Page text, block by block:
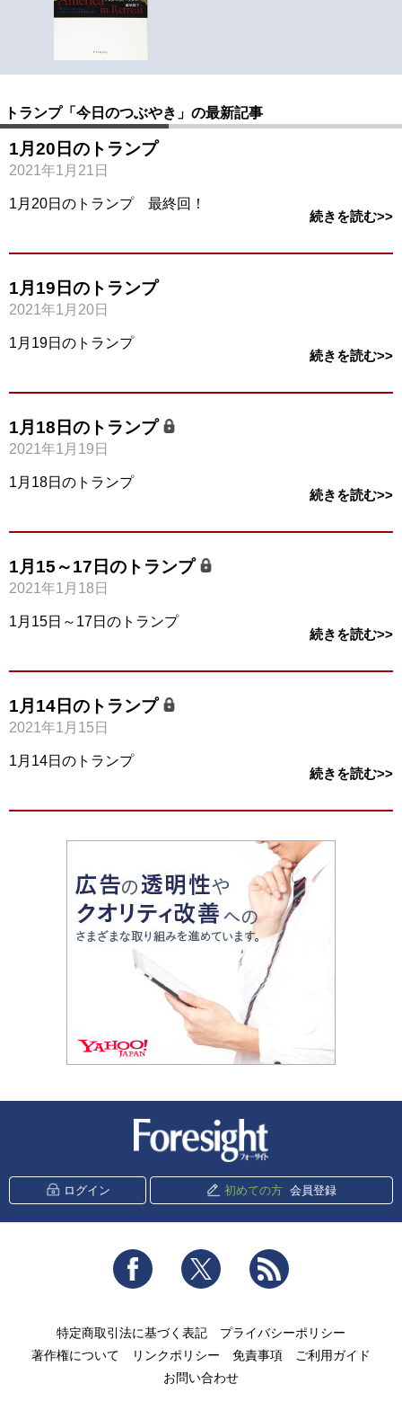
トランプ「今日のつぶやき」の最新記事
1月20日のトランプ
2021年1月21日
1月20日のトランプ 最終回！
続きを読む>>
1月19日のトランプ
2021年1月20日
1月19日のトランプ
続きを読む>>
1月18日のトランプ
2021年1月19日
1月18日のトランプ
続きを読む>>
1月15～17日のトランプ
2021年1月18日
1月15日～17日のトランプ
続きを読む>>
1月14日のトランプ
2021年1月15日
1月14日のトランプ
続きを読む>>
ログイン 初めての方 会員登録
Facebook Twitter
特定商取引法に基づく表記
プライバシーポリシー
著作権について
リンクポリシー 免責事項
ご利用ガイド
お問い合わせ